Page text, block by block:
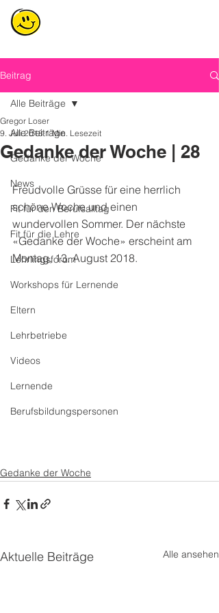
Beitrag
Alle Beiträge
Gedanke der Woche
News
Fit für den Berufsalltag
Fit für die Lehre
Lehrlingsforum
Workshops für Lernende
Eltern
Lehrbetriebe
Videos
Lernende
Berufsbildungspersonen
Alle Beiträge
Gedanke der Woche | 28
Gregor Loser
9. Juli 2018 1 Min. Lesezeit
Freudvolle Grüsse für eine herrlich
schöne Woche und einen
wundervollen Sommer. Der nächste
«Gedanke der Woche» erscheint am
Montag, 13. August 2018.
Gedanke der Woche
Aktuelle Beiträge Alle ansehen